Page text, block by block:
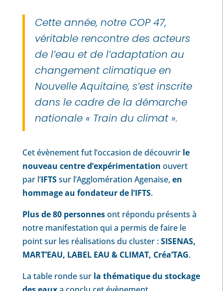
Cette année, notre COP 47,
véritable rencontre des acteurs
de l’eau et de l’adaptation au
changement climatique en
Nouvelle Aquitaine, s’est inscrite
dans le cadre de la démarche
nationale « Train du climat ».
Cet évènement fut l’occasion de découvrir le
nouveau centre d’expérimentation ouvert
par l’IFTSsur l’Agglomération Agenaise, en
hommage au fondateur de l’IFTS.
Plus de 80 personnesont répondu présents à
notre manifestation qui a permis de faire le
point sur les réalisations du cluster :SISENAS,
MART’EAU, LABEL EAU & CLIMAT, Créa’TAG.
La table ronde sur la thématique du stockage